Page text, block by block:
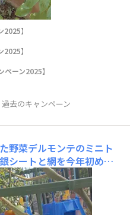
】
】
ーン2025】
過去のキャンペーン
野菜デルモンテのミニト
シートと網を今年初めて
で育てたミニトマトも帰
4つになりました（笑）